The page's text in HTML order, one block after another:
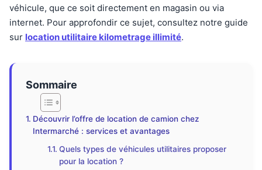
véhicule, que ce soit directement en magasin ou via
internet. Pour approfondir ce sujet, consultez notre guide
sur location utilitaire kilometrage illimité.
Sommaire
Découvrir l’offre de location de camion chez
Intermarché : services et avantages
Quels types de véhicules utilitaires proposer
pour la location ?